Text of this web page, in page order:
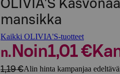
OLIVIA'S
mansikka
Kaikki OLIVIA'S-tuotteet
n. Noin1,01 €
1,19 €Alin hinta kampanjaa